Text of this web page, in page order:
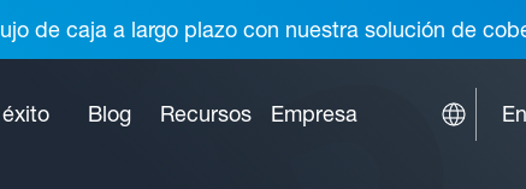
de caja a largo plazo con nuestra solución de
Blog Recursos Empresa